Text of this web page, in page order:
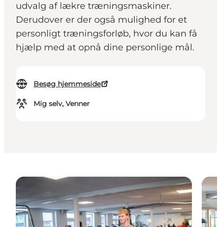
udvalg af lækre træningsmaskiner.
Derudover er der også mulighed for et
personligt træningsforløb, hvor du kan få
hjælp med at opnå dine personlige mål.
Besøg hjemmeside
Mig selv, Venner